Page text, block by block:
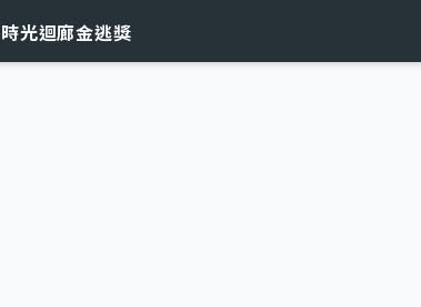
時光迴廊金逃獎